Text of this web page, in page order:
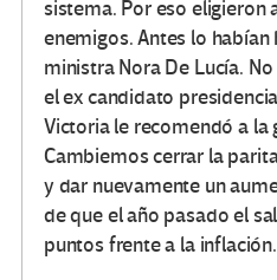
sistema. Por eso eligieron
enemigos. Antes lo habían
ministra Nora De Lucía.
el ex candidato
Victoria le recomendó a la
Cambiemos cerrar la
y dar nuevamente un
de que el año pasado el
puntos frente a la inflación.